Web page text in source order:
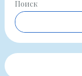
Поиск